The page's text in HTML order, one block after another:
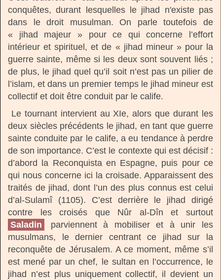
conquêtes, durant lesquelles le jihad n'existe pas
dans le droit musulman. On parle toutefois de
« jihad majeur » pour ce qui concerne l’effort
intérieur et spirituel, et de « jihad mineur » pour la
guerre sainte, même si les deux sont souvent liés ;
de plus, le jihad quel qu’il soit n’est pas un pilier de
l’islam, et dans un premier temps le jihad mineur est
collectif et doit être conduit par le calife.
Le tournant intervient au XIe, alors que durant les
deux siècles précédents le jihad, en tant que guerre
sainte conduite par le calife, a eu tendance à perdre
de son importance. C’est le contexte qui est décisif :
d’abord la Reconquista en Espagne, puis pour ce
qui nous concerne ici la croisade. Apparaissent des
traités de jihad, dont l’un des plus connus est celui
d’al-Sulamî (1105). C’est derrière le jihad dirigé
contre les croisés que Nûr al-Dîn et surtout
Saladin
parviennent à mobiliser et à unir les
musulmans, le dernier centrant ce jihad sur la
reconquête de Jérusalem. A ce moment, même s’il
est mené par un chef, le sultan en l’occurrence, le
jihad n’est plus uniquement collectif, il devient un